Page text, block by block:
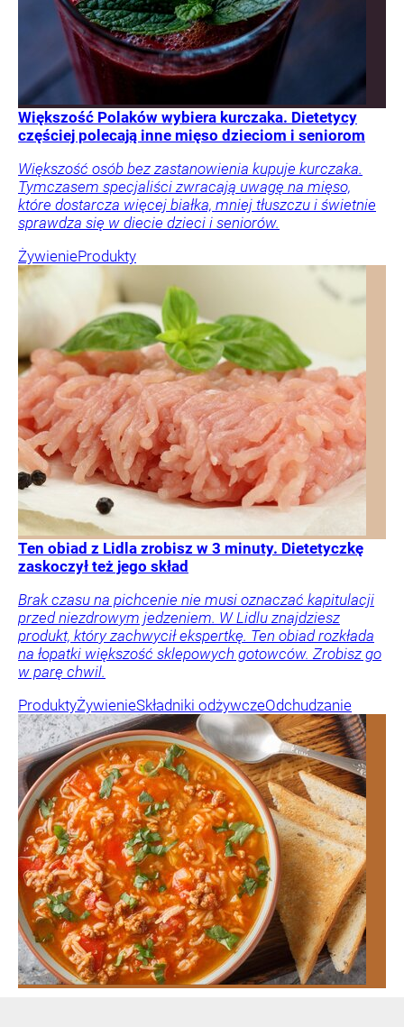
Większość Polaków wybiera kurczaka. Dietetycy
częściej polecają inne mięso dzieciom i seniorom
Większość osób bez zastanowienia kupuje kurczaka.
Tymczasem specjaliści zwracają uwagę na mięso,
które dostarcza więcej białka, mniej tłuszczu i świetnie
sprawdza się w diecie dzieci i seniorów.
ŻywienieProdukty
Ten obiad z Lidla zrobisz w 3 minuty. Dietetyczkę
zaskoczył też jego skład
Brak czasu na pichcenie nie musi oznaczać kapitulacji
przed niezdrowym jedzeniem. W Lidlu znajdziesz
produkt, który zachwycił ekspertkę. Ten obiad rozkłada
na łopatki większość sklepowych gotowców. Zrobisz go
w parę chwil.
ProduktyŻywienieSkładniki odżywczeOdchudzanie